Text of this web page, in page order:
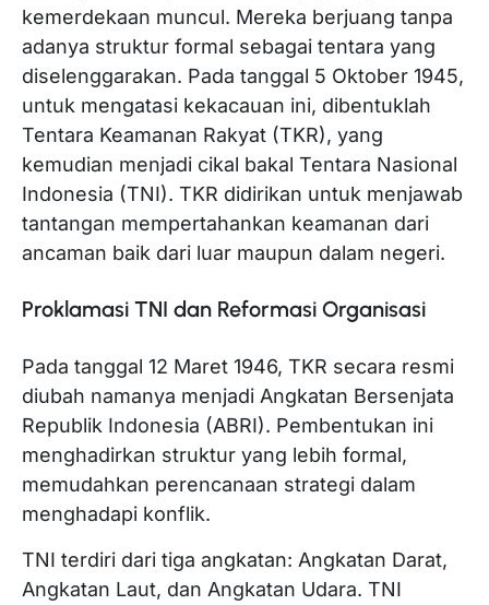
kemerdekaan muncul. Mereka berjuang tanpa
adanya struktur formal sebagai tentara yang
diselenggarakan. Pada tanggal 5 Oktober 1945,
untuk mengatasi kekacauan ini, dibentuklah
Tentara Keamanan Rakyat (TKR), yang
kemudian menjadi cikal bakal Tentara Nasional
Indonesia (TNI). TKR didirikan untuk menjawab
tantangan mempertahankan keamanan dari
ancaman baik dari luar maupun dalam negeri.
Proklamasi TNI dan Reformasi Organisasi
Pada tanggal 12 Maret 1946, TKR secara resmi
diubah namanya menjadi Angkatan Bersenjata
Republik Indonesia (ABRI). Pembentukan ini
menghadirkan struktur yang lebih formal,
memudahkan perencanaan strategi dalam
menghadapi konflik.
TNI terdiri dari tiga angkatan: Angkatan Darat,
Angkatan Laut, dan Angkatan Udara. TNI